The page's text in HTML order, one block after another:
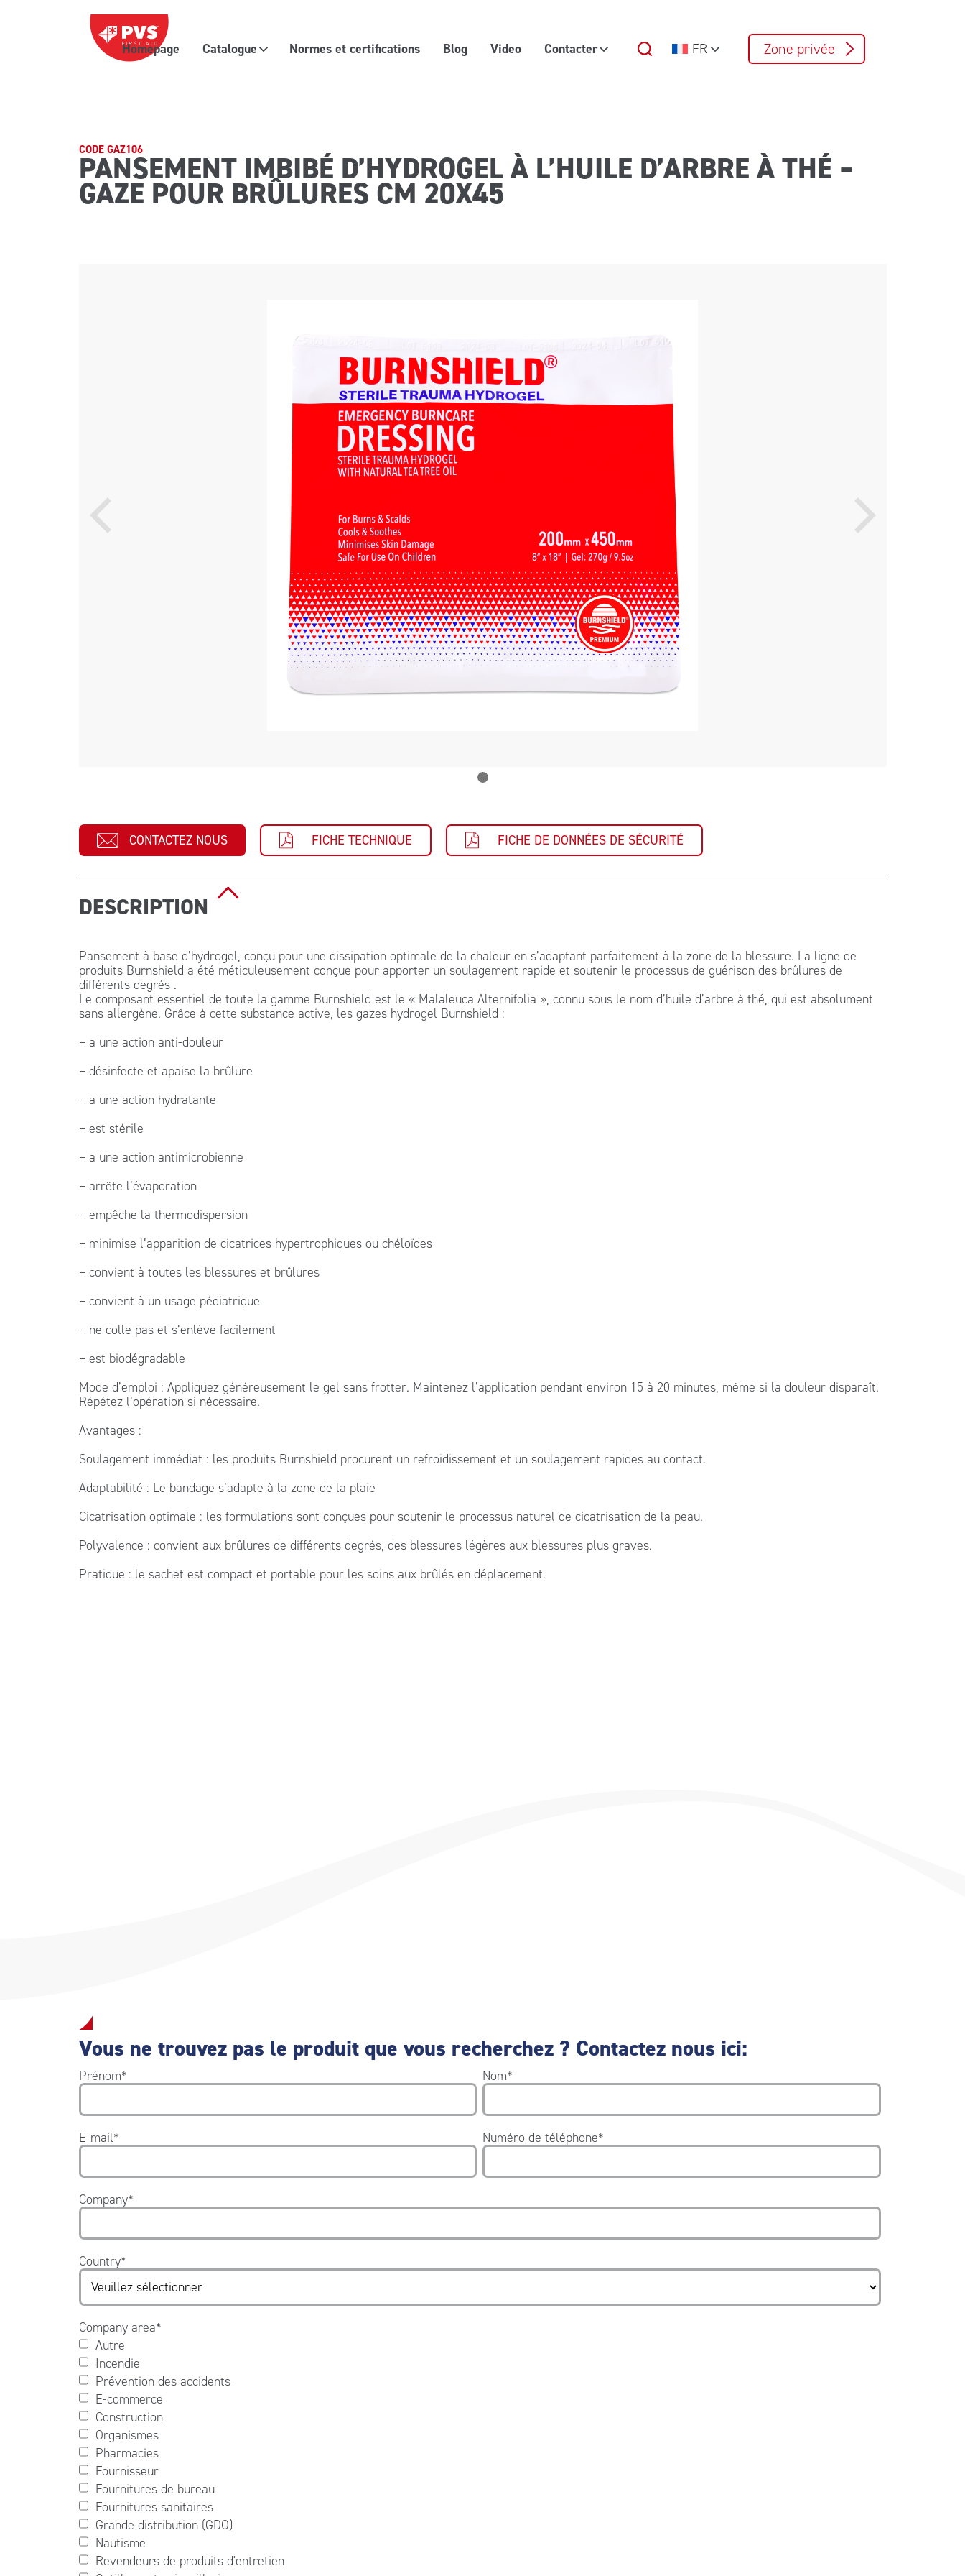
Passer au contenu
Navigation principale
Homepage Catalogue Normes et certifications Blog Video Contacter FR Zone privée
CODE GAZ106
PANSEMENT IMBIBÉ D’HYDROGEL À L’HUILE D’ARBRE À THÉ –
GAZE POUR BRÛLURES CM 20X45
CONTACTEZ NOUS FICHE TECHNIQUE FICHE DE DONNÉES DE SÉCURITÉ
DESCRIPTION
Pansement à base d’hydrogel, conçu pour une dissipation optimale de la chaleur en s’adaptant parfaitement à la zone de la blessure. La ligne de
produits Burnshield a été méticuleusement conçue pour apporter un soulagement rapide et soutenir le processus de guérison des brûlures de
différents degrés .
Le composant essentiel de toute la gamme Burnshield est le « Malaleuca Alternifolia », connu sous le nom d’huile d’arbre à thé, qui est absolument
sans allergène. Grâce à cette substance active, les gazes hydrogel Burnshield :
– a une action anti-douleur
– désinfecte et apaise la brûlure
– a une action hydratante
– est stérile
– a une action antimicrobienne
– arrête l’évaporation
– empêche la thermodispersion
– minimise l’apparition de cicatrices hypertrophiques ou chéloïdes
– convient à toutes les blessures et brûlures
– convient à un usage pédiatrique
– ne colle pas et s’enlève facilement
– est biodégradable
Mode d’emploi : Appliquez généreusement le gel sans frotter. Maintenez l’application pendant environ 15 à 20 minutes, même si la douleur disparaît.
Répétez l’opération si nécessaire.
Avantages :
Soulagement immédiat : les produits Burnshield procurent un refroidissement et un soulagement rapides au contact.
Adaptabilité : Le bandage s’adapte à la zone de la plaie
Cicatrisation optimale : les formulations sont conçues pour soutenir le processus naturel de cicatrisation de la peau.
Polyvalence : convient aux brûlures de différents degrés, des blessures légères aux blessures plus graves.
Pratique : le sachet est compact et portable pour les soins aux brûlés en déplacement.
Vous ne trouvez pas le produit que vous recherchez ? Contactez nous ici:
Prénom* Nom*
E-mail* Numéro de téléphone*
Company*
Country*
Company area*
Autre
Incendie
Prévention des accidents
E-commerce
Construction
Organismes
Pharmacies
Fournisseur
Fournitures de bureau
Fournitures sanitaires
Grande distribution (GDO)
Nautisme
Revendeurs de produits d'entretien